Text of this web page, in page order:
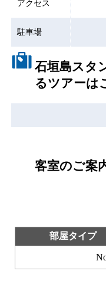
アクセス
駐車場
石垣島スタ
るツアーは
客室のご案
部屋タイプ